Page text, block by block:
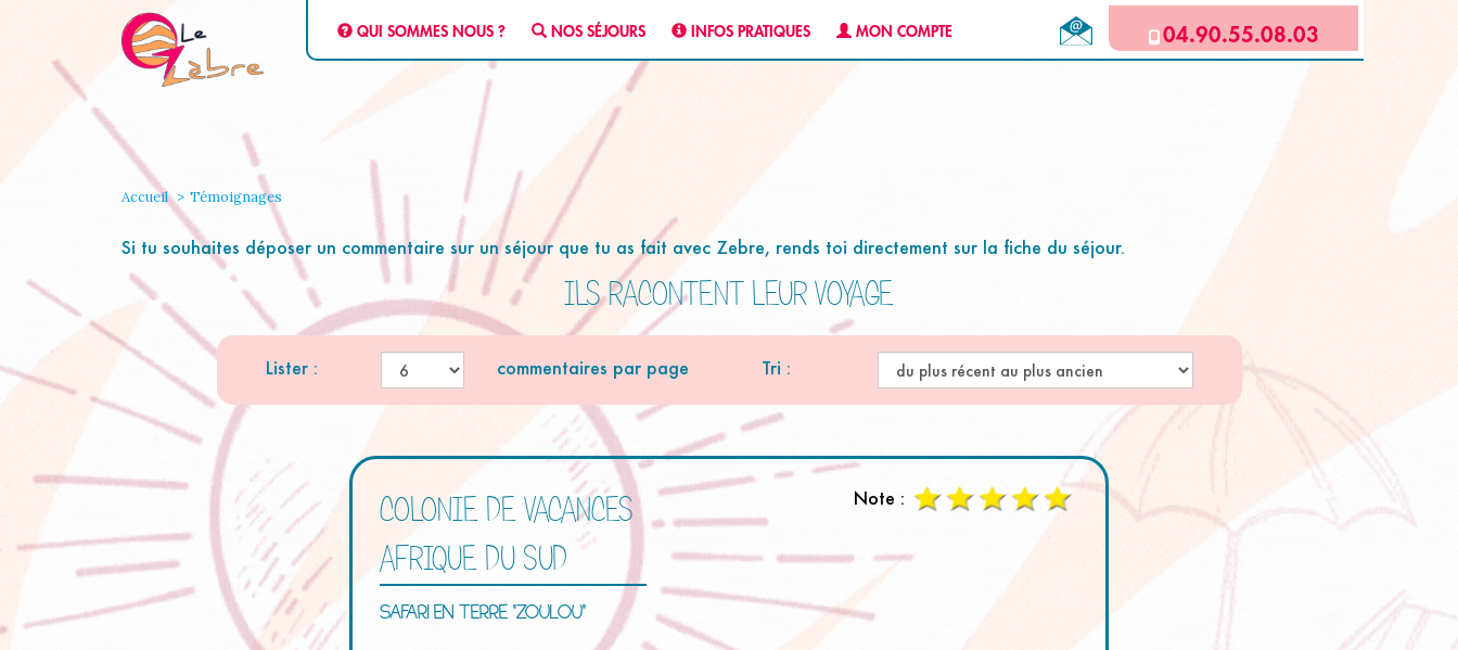
QUI SOMMES NOUS ? NOS SÉJOURS INFOS PRATIQUES MON COMPTE 04.90.55.08.03
Accueil Témoignages
Si tu souhaites déposer un commentaire sur un séjour que tu as fait avec Zebre, rends toi directement sur la fiche du séjour.
ILS RACONTENT LEUR VOYAGE
Lister : commentaires par page Tri :
COLONIE DE VACANCES
AFRIQUE DU SUD
SAFARI EN TERRE "ZOULOU"
Note :